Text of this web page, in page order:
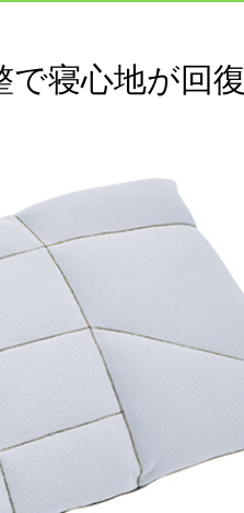
で寝心地が回復